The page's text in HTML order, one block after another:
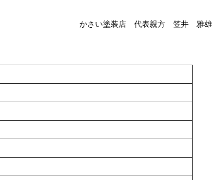
かさい塗装店 代表親方 笠井 雅雄